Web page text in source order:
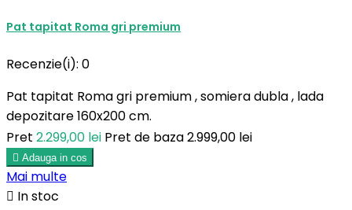
Pat tapitat Roma gri premium
Recenzie(i): 0
Pat tapitat Roma gri premium , somiera dubla , lada
depozitare 160x200 cm.
Pret 2.299,00 lei Pret de baza2.999,00 lei
 Adauga in cos
Mai multe
 In stoc